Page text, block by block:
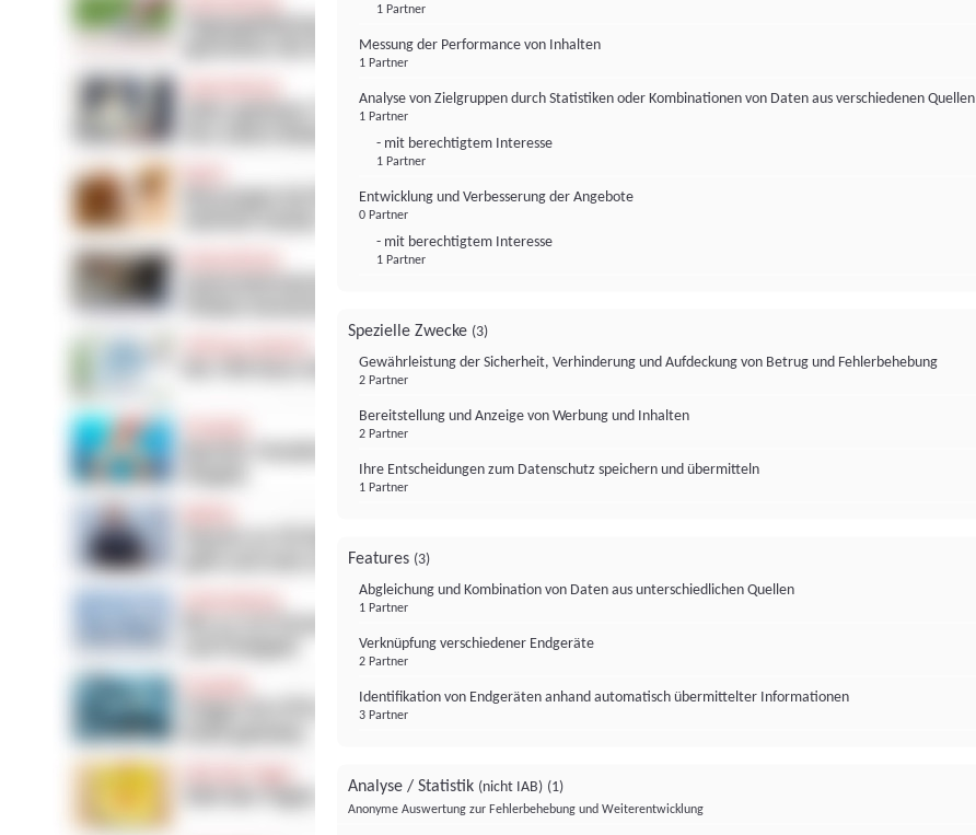
1 Partner
Messung der Performance von Inhalten
1 Partner
Analyse von Zielgruppen durch Statistiken oder Kombinationen von Daten aus verschiedenen Quellen
1 Partner
- mit berechtigtem Interesse
1 Partner
Entwicklung und Verbesserung der Angebote
0 Partner
- mit berechtigtem Interesse
1 Partner
Spezielle Zwecke (3)
Gewährleistung der Sicherheit, Verhinderung und Aufdeckung von Betrug und Fehlerbehebung
2 Partner
Bereitstellung und Anzeige von Werbung und Inhalten
2 Partner
Ihre Entscheidungen zum Datenschutz speichern und übermitteln
1 Partner
Features (3)
Abgleichung und Kombination von Daten aus unterschiedlichen Quellen
1 Partner
Verknüpfung verschiedener Endgeräte
2 Partner
Identifikation von Endgeräten anhand automatisch übermittelter Informationen
3 Partner
Analyse / Statistik (nicht IAB) (1)
Anonyme Auswertung zur Fehlerbehebung und Weiterentwicklung